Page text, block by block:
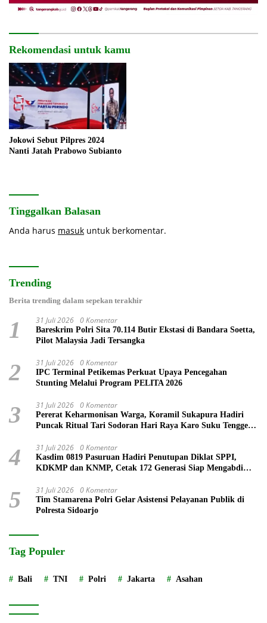
Rekomendasi untuk kamu
Jokowi Sebut Pilpres 2024
Nanti Jatah Prabowo Subianto
Tinggalkan Balasan
Anda harus masuk untuk berkomentar.
Trending
Berita trending dalam sepekan terakhir
1 31 Juli 2026 0 Komentar
Bareskrim Polri Sita 70.114 Butir Ekstasi di Bandara Soetta,
Pilot Malaysia Jadi Tersangka
2 31 Juli 2026 0 Komentar
IPC Terminal Petikemas Perkuat Upaya Pencegahan
Stunting Melalui Program PELITA 2026
3 31 Juli 2026 0 Komentar
Pererat Keharmonisan Warga, Koramil Sukapura Hadiri
Puncak Ritual Tari Sodoran Hari Raya Karo Suku Tengger
4 31 Juli 2026 0 Komentar
Kasdim 0819 Pasuruan Hadiri Penutupan Diklat SPPI,
KDKMP dan KNMP, Cetak 172 Generasi Siap Mengabdi
5 31 Juli 2026 0 Komentar
Tim Stamarena Polri Gelar Asistensi Pelayanan Publik di
Polresta Sidoarjo
Tag Populer
Bali TNI Polri Jakarta Asahan